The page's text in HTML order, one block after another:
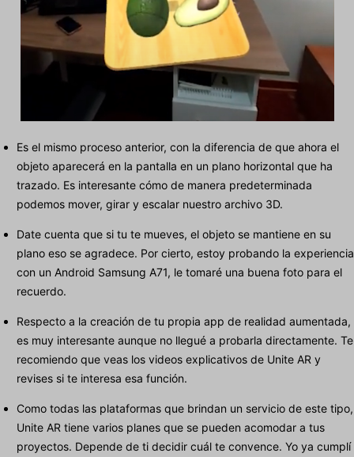
Es el mismo proceso anterior, con la diferencia de que ahora el
objeto aparecerá en la pantalla en un plano horizontal que ha
trazado. Es interesante cómo de manera predeterminada
podemos mover, girar y escalar nuestro archivo 3D.
Date cuenta que si tu te mueves, el objeto se mantiene en su
plano eso se agradece. Por cierto, estoy probando la experiencia
con un Android Samsung A71, le tomaré una buena foto para el
recuerdo.
Respecto a la creación de tu propia app de realidad aumentada,
es muy interesante aunque no llegué a probarla directamente. Te
recomiendo que veas los videos explicativos de Unite AR y
revises si te interesa esa función.
Como todas las plataformas que brindan un servicio de este tipo,
Unite AR tiene varios planes que se pueden acomodar a tus
proyectos. Depende de ti decidir cuál te convence. Yo ya cumplí